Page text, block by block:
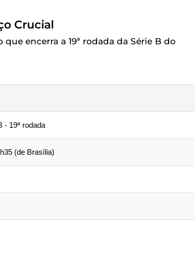
Crucial
encerra a 19ª rodada da Série B do
- 19ª rodada
(de Brasília)